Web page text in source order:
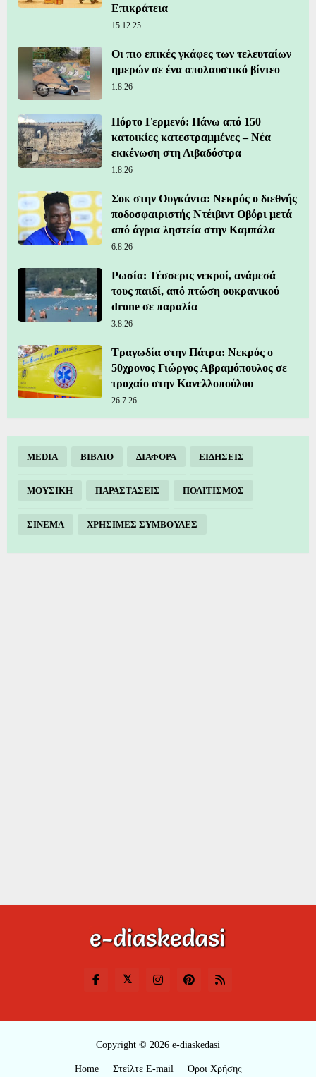
Επικράτεια
15.12.25
Οι πιο επικές γκάφες των τελευταίων
ημερών σε ένα απολαυστικό βίντεο
1.8.26
Πόρτο Γερμενό: Πάνω από 150
κατοικίες κατεστραμμένες – Νέα
εκκένωση στη Λιβαδόστρα
1.8.26
Σοκ στην Ουγκάντα: Νεκρός ο διεθνής
ποδοσφαιριστής Ντέιβιντ Οβόρι μετά
από άγρια ληστεία στην Καμπάλα
6.8.26
Ρωσία: Τέσσερις νεκροί, ανάμεσά
τους παιδί, από πτώση ουκρανικού
drone σε παραλία
3.8.26
Τραγωδία στην Πάτρα: Νεκρός ο
50χρονος Γιώργος Αβραμόπουλος σε
τροχαίο στην Κανελλοπούλου
26.7.26
MEDIA ΒΙΒΛΙΟ ΔΙΑΦΟΡΑ ΕΙΔΗΣΕΙΣ
ΜΟΥΣΙΚΗ ΠΑΡΑΣΤΑΣΕΙΣ ΠΟΛΙΤΙΣΜΟΣ
ΣΙΝΕΜΑ ΧΡΗΣΙΜΕΣ ΣΥΜΒΟΥΛΕΣ
Copyright © 2026 e-diaskedasi
Home Στείλτε E-mail Όροι Χρήσης